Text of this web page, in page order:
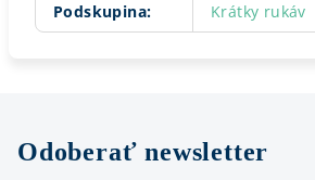
Podskupina: Krátky rukáv
Odoberať newsletter